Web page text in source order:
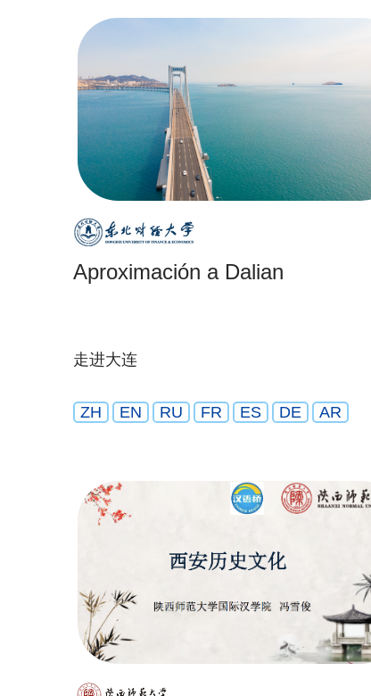
Aproximación a Dalian
走进大连
ZH EN RU FR ES DE AR